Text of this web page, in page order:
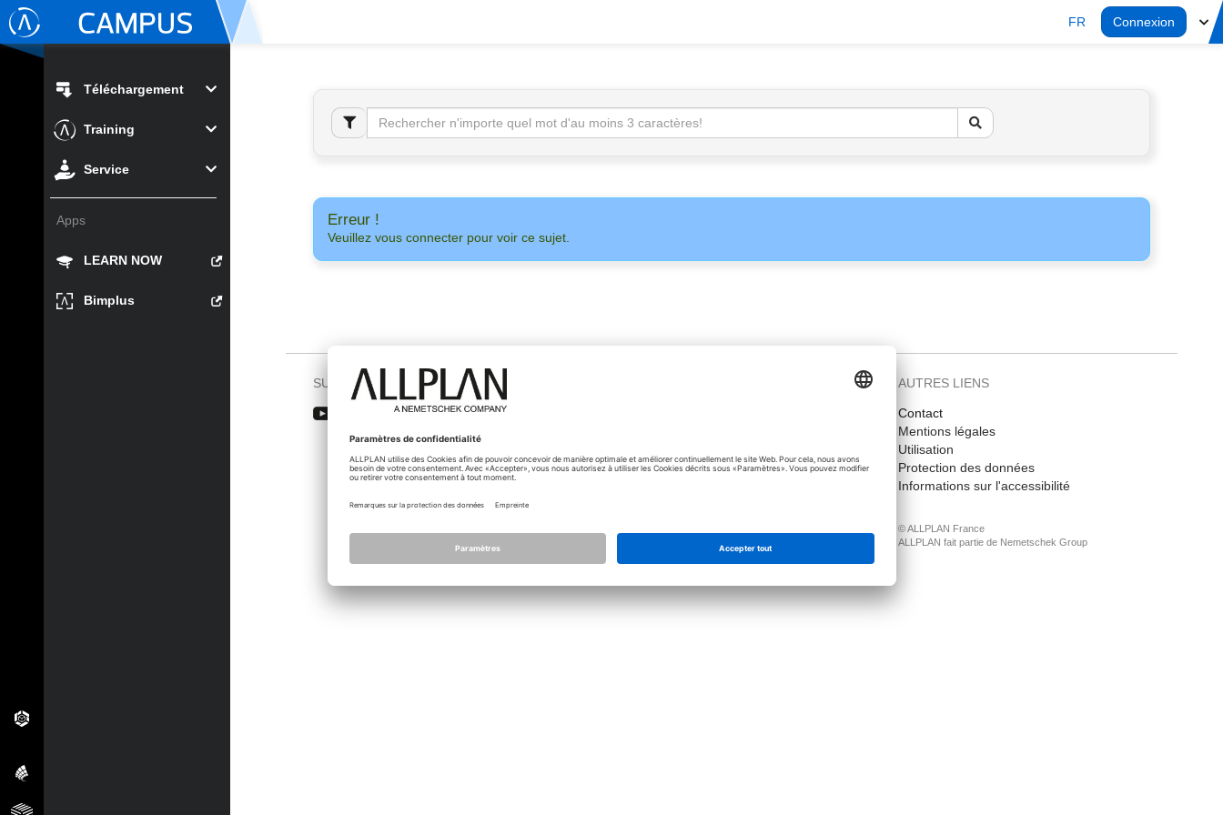
FR Connexion
Téléchargement
Training
Service
Apps
LEARN NOW
Bimplus
Erreur !
Veuillez vous connecter pour voir ce sujet.
SUIVEZ-NOUS SUR ADMIN
Licence
Paramétrage de confidentialité
AUTRES LIENS
Contact
Mentions légales
Utilisation
Protection des données
Informations sur l'accessibilité
© ALLPLAN France
ALLPLAN fait partie de Nemetschek Group